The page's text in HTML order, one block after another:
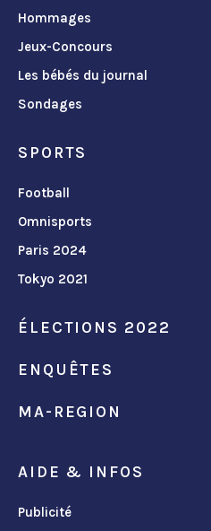
Hommages
Jeux-Concours
Les bébés du journal
Sondages
SPORTS
Football
Omnisports
Paris 2024
Tokyo 2021
ÉLECTIONS 2022
ENQUÊTES
MA-REGION
AIDE & INFOS
Publicité